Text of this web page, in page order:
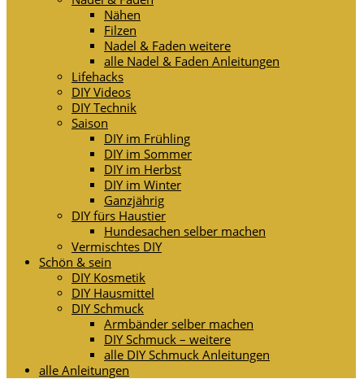
Nähen
Filzen
Nadel & Faden weitere
alle Nadel & Faden Anleitungen
Lifehacks
DIY Videos
DIY Technik
Saison
DIY im Frühling
DIY im Sommer
DIY im Herbst
DIY im Winter
Ganzjährig
DIY fürs Haustier
Hundesachen selber machen
Vermischtes DIY
Schön & sein
DIY Kosmetik
DIY Hausmittel
DIY Schmuck
Armbänder selber machen
DIY Schmuck – weitere
alle DIY Schmuck Anleitungen
alle Anleitungen